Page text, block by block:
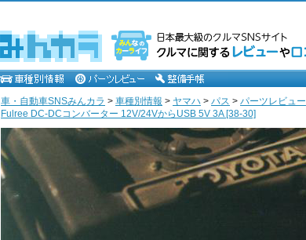
車・自動車SNSみんカラ > 車種別情報 > ヤマハ > パス > パーツレビュー
Fulree DC-DCコンバーター 12V/24VからUSB 5V 3A [38-30]